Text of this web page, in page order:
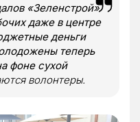
«Зеленстрой»
даже в центре
деньги
теперь
фоне сухой
волонтеры.